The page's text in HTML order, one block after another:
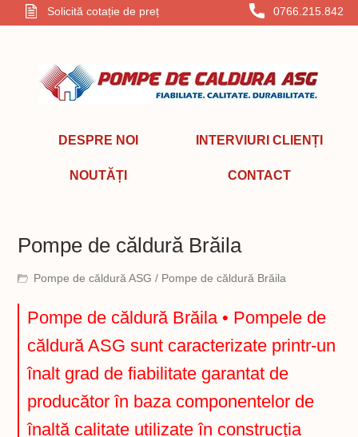
Solicită cotație de preț 0766.215.842
DESPRE NOI INTERVIURI CLIENȚI
NOUTĂȚI CONTACT
Pompe de căldură Brăila
Pompe de căldură ASG/ Pompe de căldură Brăila
Pompe de căldură Brăila • Pompele de
căldură ASG sunt caracterizate printr-un
înalt grad de fiabilitate garantat de
producător în baza componentelor de
înaltă calitate utilizate în construcția